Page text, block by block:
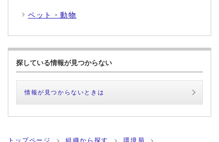
ペット・動物
探している情報が見つからない
情報が見つからないときは
トップページ 組織から探す
環境局